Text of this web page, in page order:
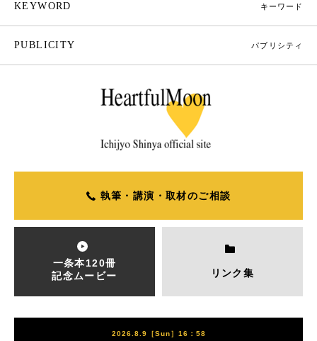
KEYWORD キーワード
PUBLICITY パブリシティ
執筆・講演・取材のご相談
一条本120冊
記念ムービー
リンク集
2026.8.9［Sun］16：58